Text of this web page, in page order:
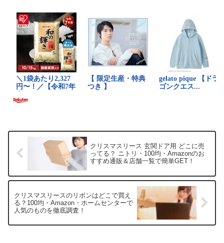
クリスマスリース 玄関ドア用 どこに売
ってる？ ニトリ・100均・Amazonのお
すすめ通販＆店舗一覧で簡単GET！
クリスマスリースのリボンはどこで買え
る？100均・Amazon・ホームセンターで
人気のものを徹底調査！